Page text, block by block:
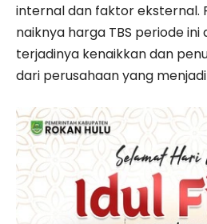
internal dan faktor eksternal.
naiknya harga TBS periode
terjadinya kenaikkan dan
dari perusahaan yang